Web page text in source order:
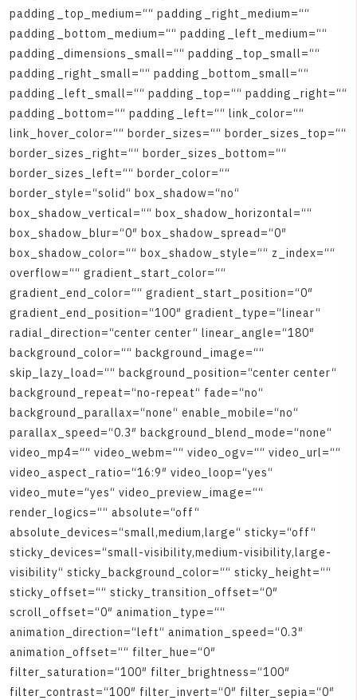
padding top medium=““ padding right medium=““
padding bottom medium=““ padding left medium=““
padding dimensions small=““ padding top small=““
padding right small=““ padding bottom small=““
padding left small=““ padding top=““ padding right=““
padding bottom=““ padding left=““ link color=““
link hover color=““ border sizes=““ border sizes top=““
border sizes right=““ border sizes bottom=““
border sizes left=““ border color=““
border style=“solid“ box shadow=“no“
box shadow vertical=““ box shadow horizontal=““
box shadow blur=“0″ box shadow spread=“0″
box shadow color=““ box shadow style=““ z index=““
overflow=““ gradient start color=““
gradient end color=““ gradient start position=“0″
gradient end position=“100″ gradient type=“linear“
radial direction=“center center“ linear angle=“180″
background color=““ background image=““
skip lazy load=““ background position=“center center“
background repeat=“no-repeat“ fade=“no“
background parallax=“none“ enable mobile=“no“
parallax speed=“0.3″ background blend mode=“none“
video mp4=““ video webm=““ video ogv=““ video url=““
video aspect ratio=“16:9″ video loop=“yes“
video mute=“yes“ video preview image=““
render logics=““ absolute=“off“
absolute devices=“small,medium,large“ sticky=“off“
sticky devices=“small-visibility,medium-visibility,large-
visibility“ sticky background color=““ sticky height=““
sticky offset=““ sticky transition offset=“0″
scroll offset=“0″ animation type=““
animation direction=“left“ animation speed=“0.3″
animation offset=““ filter hue=“0″
filter saturation=“100″ filter brightness=“100″
filter contrast=“100″ filter invert=“0″ filter sepia=“0″